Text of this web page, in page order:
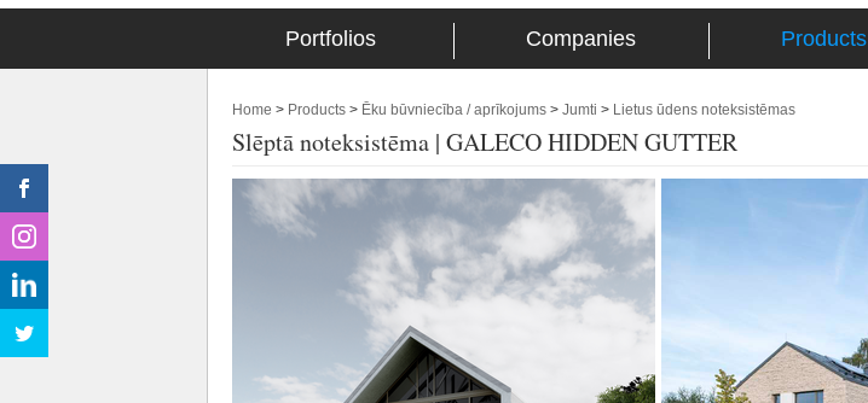
Portfolios Companies Products
Home > Products > Ēku būvniecība / aprīkojums > Jumti > Lietus ūdens noteksistēmas
Slēptā noteksistēma | GALECO HIDDEN GUTTER